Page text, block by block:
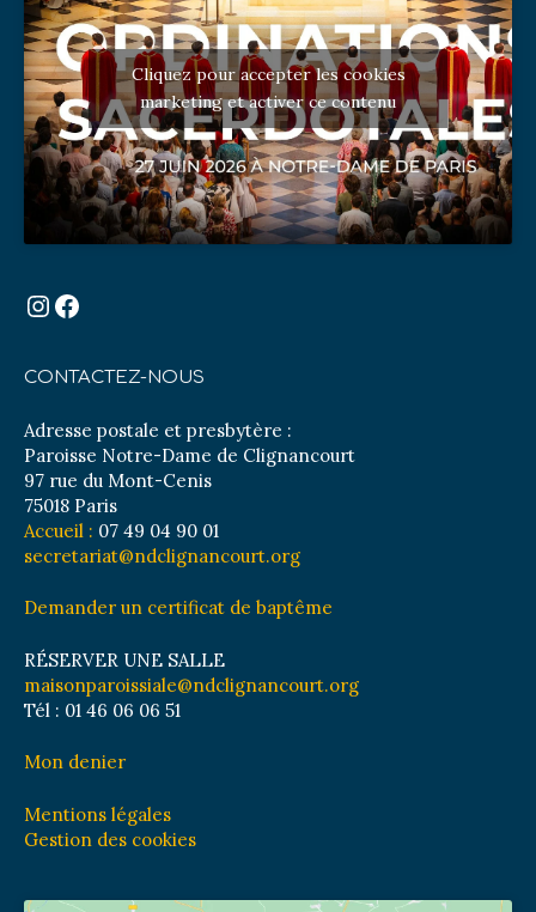
Cliquez pour accepter les cookies
marketing et activer ce contenu
Instagram
Facebook
CONTACTEZ-NOUS
Adresse postale et presbytère :
Paroisse Notre-Dame de Clignancourt
97 rue du Mont-Cenis
75018 Paris
Accueil : 07 49 04 90 01
secretariat@ndclignancourt.org
Demander un certificat de baptême
RÉSERVER UNE SALLE
maisonparoissiale@ndclignancourt.org
Tél : 01 46 06 06 51
Mon denier
Mentions légales
Gestion des cookies